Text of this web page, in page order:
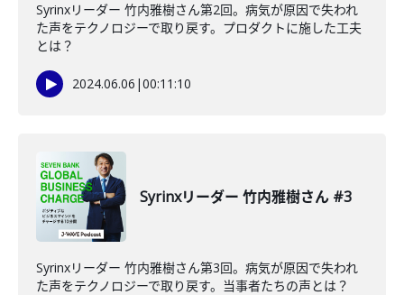
Syrinxリーダー 竹内雅樹さん第2回。病気が原因で失われ
た声をテクノロジーで取り戻す。プロダクトに施した工夫
とは？
2024.06.06 |00:11:10
Syrinxリーダー 竹内雅樹さん #3
Syrinxリーダー 竹内雅樹さん第3回。病気が原因で失われ
た声をテクノロジーで取り戻す。当事者たちの声とは？